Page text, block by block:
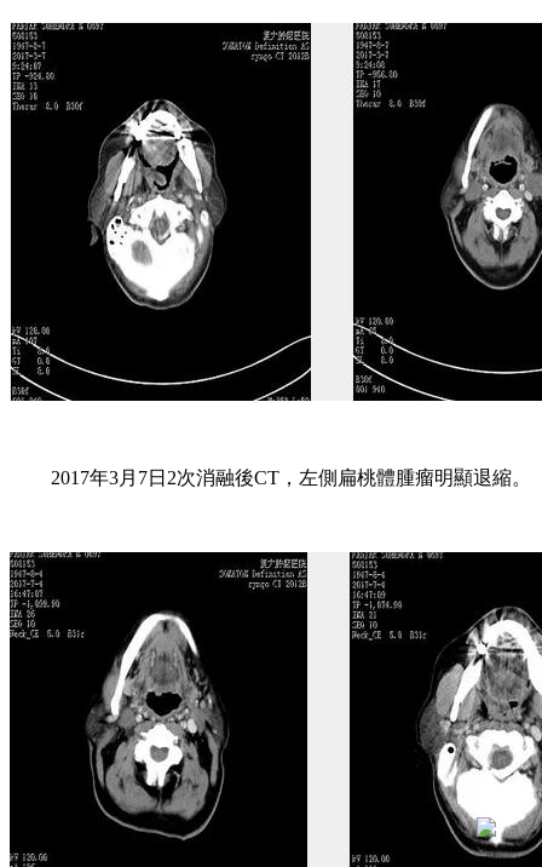
2017年3月7日2次消融後CT，左側扁桃體腫瘤明顯退縮。